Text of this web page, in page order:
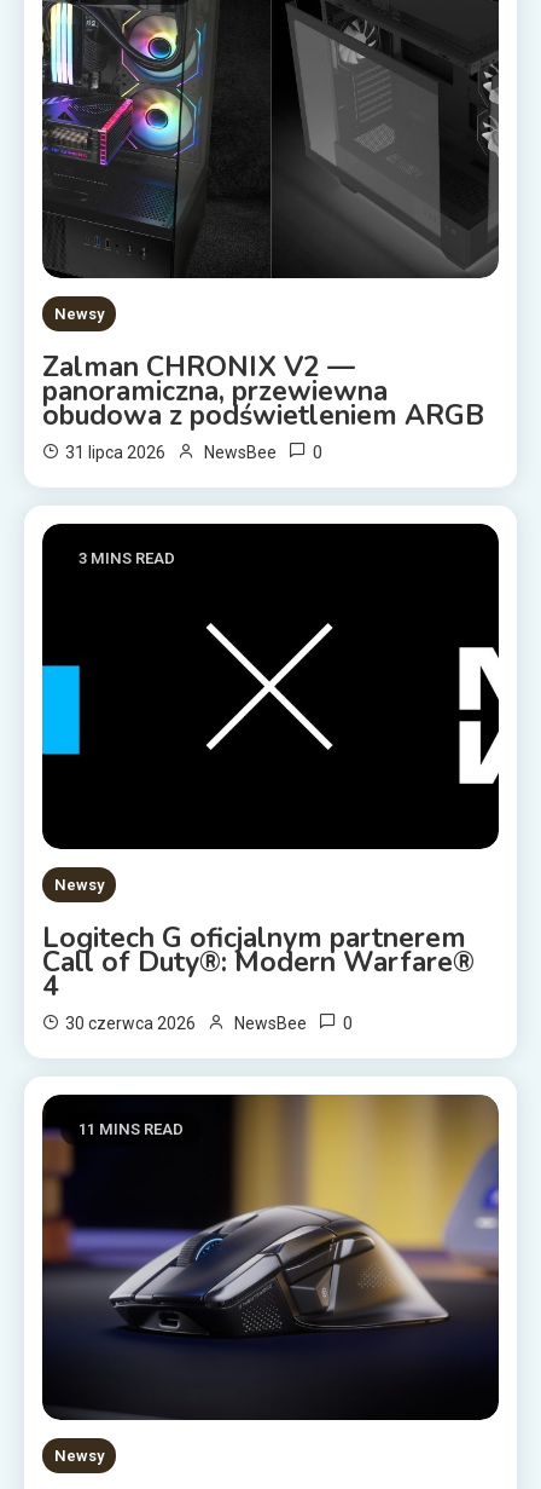
Newsy
Zalman CHRONIX V2 —
panoramiczna, przewiewna
obudowa z podświetleniem ARGB
31 lipca 2026 NewsBee 0
3 MINS READ
Newsy
Logitech G oficjalnym partnerem
Call of Duty®: Modern Warfare®
4
30 czerwca 2026 NewsBee 0
11 MINS READ
Newsy